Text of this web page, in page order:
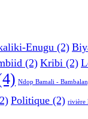
Enugu (2)
(2) Kribi (2)
Ndop Bamali -
Politique (2) rivière